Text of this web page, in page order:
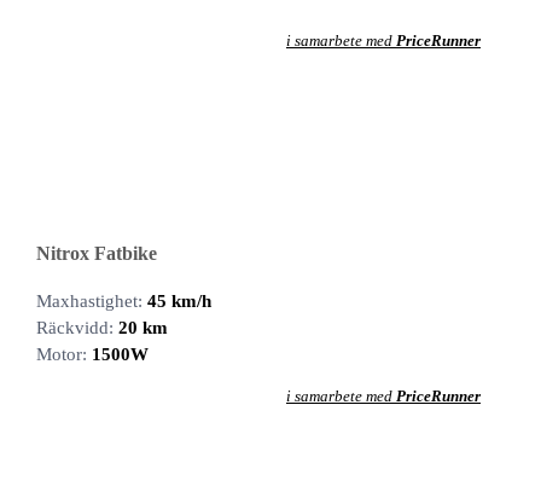
i samarbete med PriceRunner
Nitrox Fatbike
Maxhastighet: 45 km/h
Räckvidd: 20 km
Motor: 1500W
i samarbete med PriceRunner